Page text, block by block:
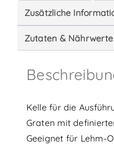
UCHIMARU
F6
Menge
Zusätzliche
Zutaten & Nährwerte
Kelle für die
Graten mit
Geeignet für Lehm-